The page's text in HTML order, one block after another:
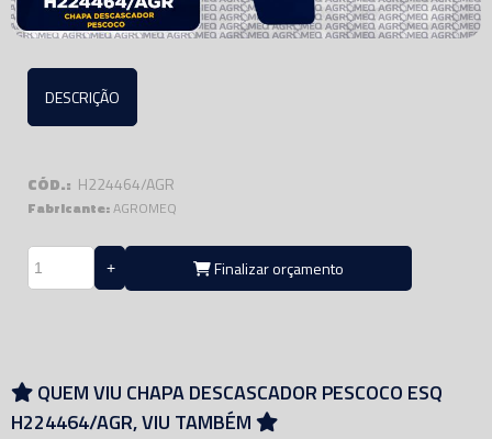
DESCRIÇÃO
CÓD.: H224464/AGR
Fabricante:AGROMEQ
Finalizar orçamento
QUEM VIU CHAPA DESCASCADOR PESCOCO ESQ
H224464/AGR, VIU TAMBÉM